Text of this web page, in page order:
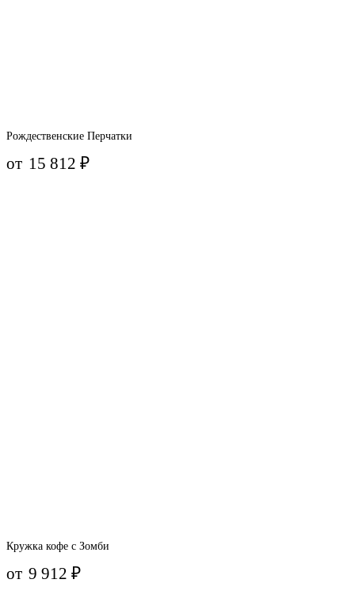
Рождественские Перчатки
от 15 812₽
Кружка кофе с Зомби
от 9 912₽